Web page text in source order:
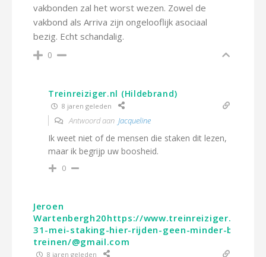
vakbonden zal het worst wezen. Zowel de
vakbond als Arriva zijn ongelooflijk asociaal
bezig. Echt schandalig.
0
Treinreiziger.nl (Hildebrand)
8 jaren geleden
Antwoord aan Jacqueline
Ik weet niet of de mensen die staken dit lezen,
maar ik begrijp uw boosheid.
0
Jeroen
Wartenbergh20https://www.treinreiziger.nl/
31-mei-staking-hier-rijden-geen-minder-
treinen/@gmail.com
8 jaren geleden